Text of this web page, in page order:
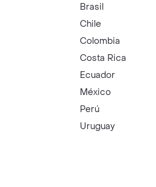
Brasil
Chile
Colombia
Costa Rica
Ecuador
México
Perú
Uruguay